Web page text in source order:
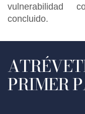
vulnerabilidad
concluido.
PRIMER